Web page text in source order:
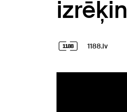
1188.lv